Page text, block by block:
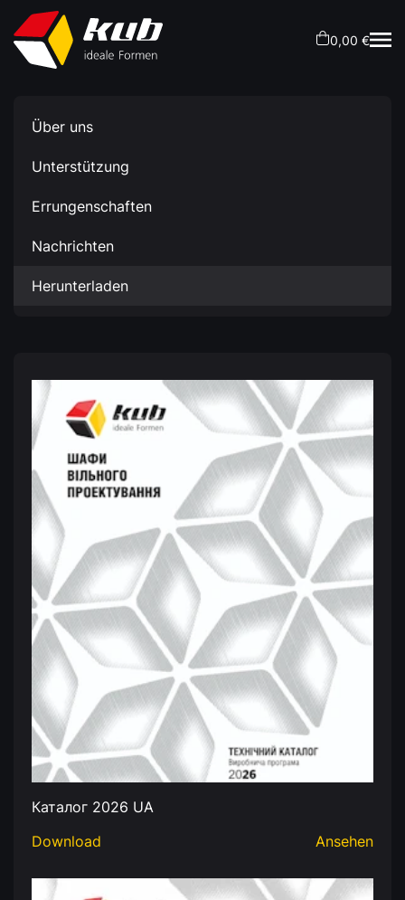
0,00 €
Über uns
Unterstützung
Errungenschaften
Nachrichten
Herunterladen
Каталог 2026 UA
Download
Ansehen